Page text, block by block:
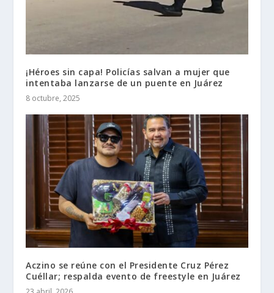
¡Héroes sin capa! Policías salvan a mujer que
intentaba lanzarse de un puente en Juárez
8 octubre, 2025
Aczino se reúne con el Presidente Cruz Pérez
Cuéllar; respalda evento de freestyle en Juárez